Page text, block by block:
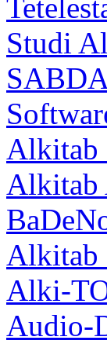
Studi
Alkitab
Alkitab
Alkitab
Alki-
Audio-